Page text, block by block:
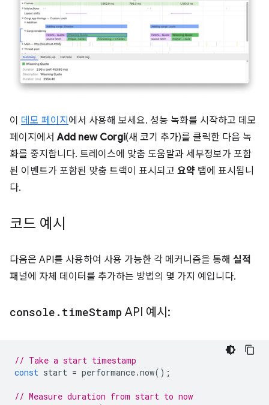
이 데모 페이지 에서 사용해 보세요. 성능 녹화를 시작하고 데모
페이지에서Add new Corgi(새 코기 추가)를 클릭한 다음 녹
화를 중지합니다. 트레이스에 맞춤 도움말과 세부정보가 포함
된 이벤트가 포함된 맞춤 트랙이 표시되고 요약 탭에 표시됩니
다.
코드 예시
다음은 API를 사용하여 사용 가능한 각 메커니즘을 통해 실적
패널에 자체 데이터를 추가하는 방법의 몇 가지 예입니다.
console . timeStamp API 예시:
// Take a start timestamp
const start = performance.now();
// Measure duration from start to now